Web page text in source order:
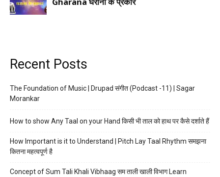
Recent Posts
The Foundation of Music | Drupad संगीत (Podcast -11) | Sagar
Morankar
How to show Any Taal on your Hand किसी भी ताल को हाथ पर कैसे दर्शाते हैं
How Important is it to Understand | Pitch Lay Taal Rhythm समझना
कितना महत्वपूर्ण है
Concept of Sum Tali Khali Vibhaag सम ताली खाली विभाग Learn